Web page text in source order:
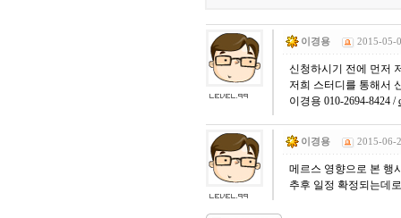
이경용 2015-05-
신청하시기 전에 먼저
저희 스터디를 통해서
이경용 010-2694-8424 /
이경용 2015-06-
메르스 영향으로 본 행
추후 일정 확정되는데